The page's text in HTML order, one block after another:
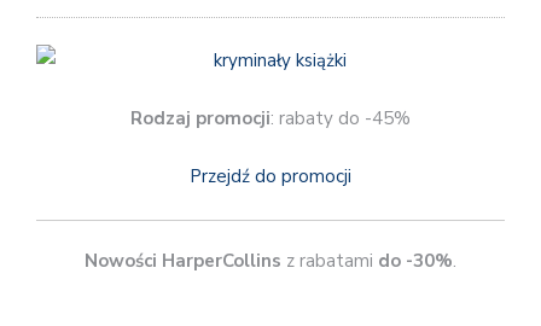
Rodzaj promocji: rabaty do -45%
Przejdź do promocji
Nowości HarperCollins z rabatami do -30%.